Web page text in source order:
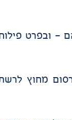
– ובפרט
מחוץ